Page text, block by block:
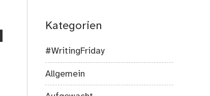
Kategorien
#WritingFriday
Allgemein